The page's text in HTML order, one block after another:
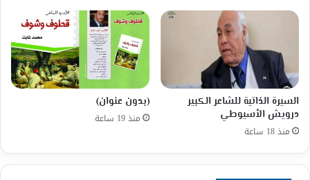
السيرة الذاتية للشاعر الكبير
درويش الأسيوطي
منذ 18 ساعة
(بدون عنوان)
منذ 19 ساعة